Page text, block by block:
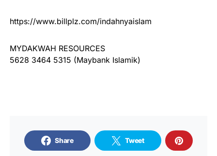
https://www.billplz.com/indahnyaislam
MYDAKWAH RESOURCES
5628 3464 5315 (Maybank Islamik)
Share Tweet